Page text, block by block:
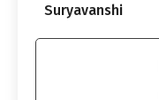
Suryavanshi